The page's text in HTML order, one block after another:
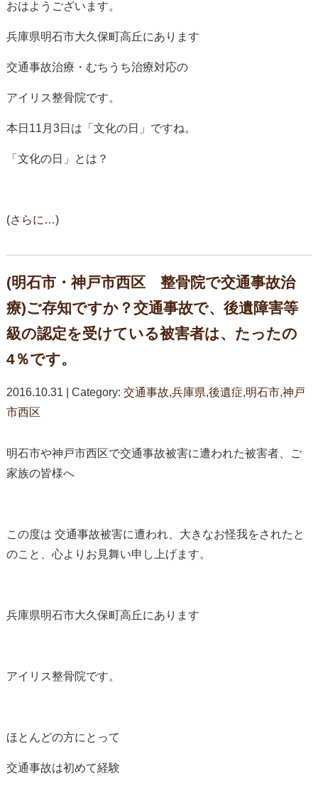
おはようございます。
兵庫県明石市大久保町高丘にあります
交通事故治療・むちうち治療対応の
アイリス整骨院です。
本日11月3日は「文化の日」ですね。
「文化の日」とは？
(さらに…)
(明石市・神戸市西区 整骨院で交通事故治
療)ご存知ですか？交通事故で、後遺障害等
級の認定を受けている被害者は、たったの
4％です。
2016.10.31 | Category: 交通事故,兵庫県,後遺症,明石市,神戸
市西区
明石市や神戸市西区で交通事故被害に遭われた被害者、ご
家族の皆様へ
この度は 交通事故被害に遭われ、大きなお怪我をされたと
のこと、心よりお見舞い申し上げます。
兵庫県明石市大久保町高丘にあります
アイリス整骨院です。
ほとんどの方にとって
交通事故は初めて経験